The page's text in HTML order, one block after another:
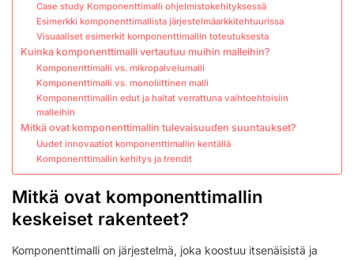
Case study Komponenttimalli ohjelmistokehityksessä
Esimerkki komponenttimallista järjestelmäarkkitehtuurissa
Visuaaliset esimerkit komponenttimallin toteutuksesta
Kuinka komponenttimalli vertautuu muihin malleihin?
Komponenttimalli vs. mikropalvelumalli
Komponenttimalli vs. monoliittinen malli
Komponenttimallin edut ja haitat verrattuna vaihtoehtoisiin
malleihin
Mitkä ovat komponenttimallin tulevaisuuden suuntaukset?
Uudet innovaatiot komponenttimallin kentällä
Komponenttimallin kehitys ja trendit
Mitkä ovat komponenttimallin
keskeiset rakenteet?
Komponenttimalli on järjestelmä, joka koostuu itsenäisistä ja